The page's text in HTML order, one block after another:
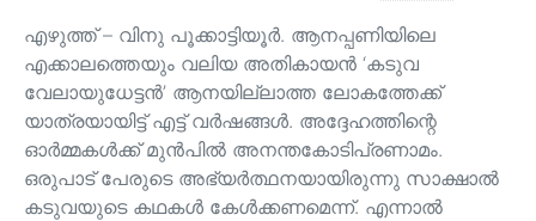
എഴുത്ത് – വിനു പൂക്കാട്ടിയൂർ. ആനപ്പണിയിലെ
എക്കാലത്തെയും വലിയ അതികായൻ ‘കടുവ
വേലായുധേട്ടൻ’ ആനയില്ലാത്ത ലോകത്തേക്ക്
യാത്രയായിട്ട് എട്ട് വർഷങ്ങൾ. അദ്ദേഹത്തിന്റെ
ഓർമ്മകൾക്ക് മുൻപിൽ അനന്തകോടിപ്രണാമം.
ഒരുപാട് പേരുടെ അഭ്യർത്ഥനയായിരുന്നു സാക്ഷാൽ
കടുവയുടെ കഥകൾ കേൾക്കണമെന്ന്. എന്നാൽ